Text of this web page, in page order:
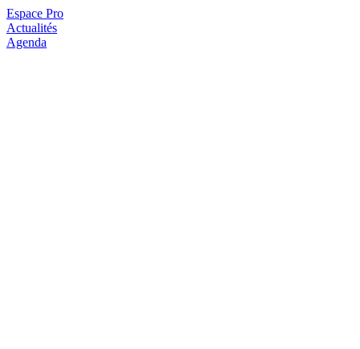
Espace Pro
Actualités
Agenda